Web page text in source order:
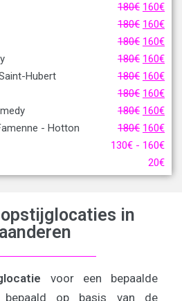
180€ 160€
180€ 160€
180€ 160€
180€ 160€
Hubert
180€ 160€
180€ 160€
180€ 160€
- Hotton
180€ 160€
130€ - 160€
20€
in
voor een bepaalde
bepaald op basis van de